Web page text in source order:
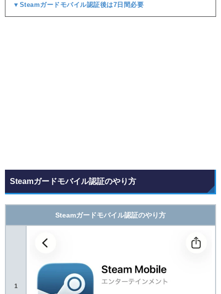
▼Steamガードモバイル認証後は7日間必要
Steamガードモバイル認証のやり方
Steamガードモバイル認証のやり方
1